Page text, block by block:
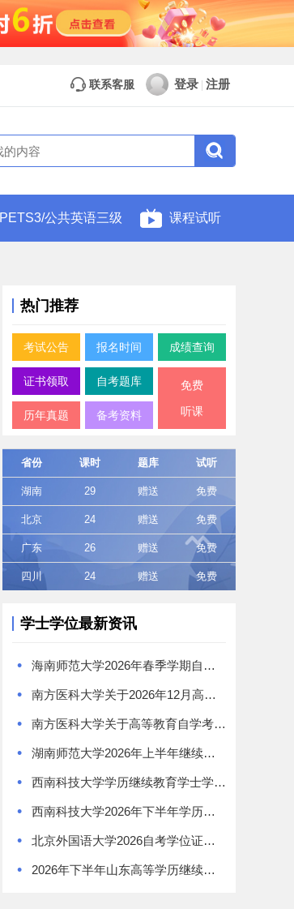
联系客服 登录 注册
PETS3/公共英语三级 课程试听
热门推荐
考试公告 报名时间 成绩查询
证书领取 自考题库
历年真题 备考资料
免费
听课
省份 课时 题库 试听
湖南 29 赠送 免费
北京 24 赠送 免费
广东 26 赠送 免费
四川 24 赠送 免费
学士学位最新资讯
• 海南师范大学2026年春季学期自学考试本科毕业生学士学位证书领取通知
• 南方医科大学关于2026年12月高等教育自学考试学位工作的通知
• 南方医科大学关于高等教育自学考试《食品卫生与营养学》专业学位授予问题的特别提醒
• 湖南师范大学2026年上半年继续教育学士学位证书领取通知
• 西南科技大学学历继续教育学士学位授予办法
• 西南科技大学2026年下半年学历继续教育学士学位申请通知
• 北京外国语大学2026自考学位证书领取通知
• 2026年下半年山东高等学历继续教育学士学位外语考试报名须知